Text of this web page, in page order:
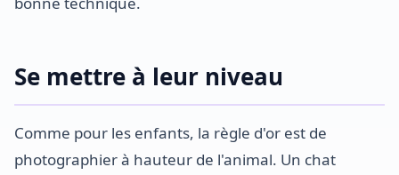
Se mettre à leur niveau
Comme pour les enfants, la règle d'or est de
photographier à hauteur de l'animal. Un chat